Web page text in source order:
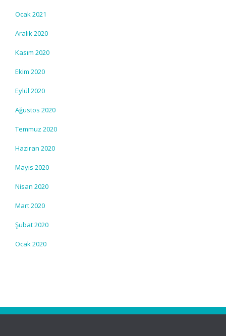
Ocak 2021
Aralık 2020
Kasım 2020
Ekim 2020
Eylül 2020
Ağustos 2020
Temmuz 2020
Haziran 2020
Mayıs 2020
Nisan 2020
Mart 2020
Şubat 2020
Ocak 2020